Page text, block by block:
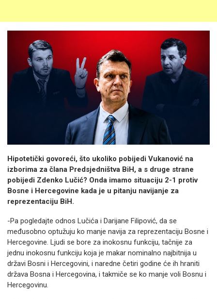
Hipotetički govoreći, što ukoliko pobijedi Vukanović na
izborima za člana Predsjedništva BiH, a s druge strane
pobijedi Zdenko Lučić? Onda imamo situaciju 2-1 protiv
Bosne i Hercegovine kada je u pitanju navijanje za
reprezentaciju BiH.
-Pa pogledajte odnos Lučića i Darijane Filipović, da se
međusobno optužuju ko manje navija za reprezentaciju Bosne i
Hercegovine. Ljudi se bore za inokosnu funkciju, tačnije za
jednu inokosnu funkciju koja je makar nominalno najbitnija u
državi Bosni i Hercegovini, i naredne četiri godine će ih hraniti
država Bosna i Hercegovina, i takmiče se ko manje voli Bosnu i
Hercegovinu.